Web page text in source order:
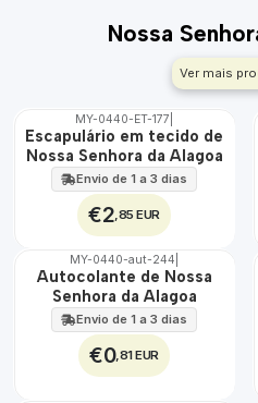
Nossa
Ver mais
🇵🇹
100%
ÁGUA
MY-0440-ET-177
Escapulário em tecido de
Nossa Senhora da Alagoa
Envio de 1 a 3 dias
€2 ,85 EUR
🇵🇹
100%
MY-0440-aut-244
Autocolante de Nossa
Senhora da Alagoa
Envio de 1 a 3 dias
€0,81 EUR